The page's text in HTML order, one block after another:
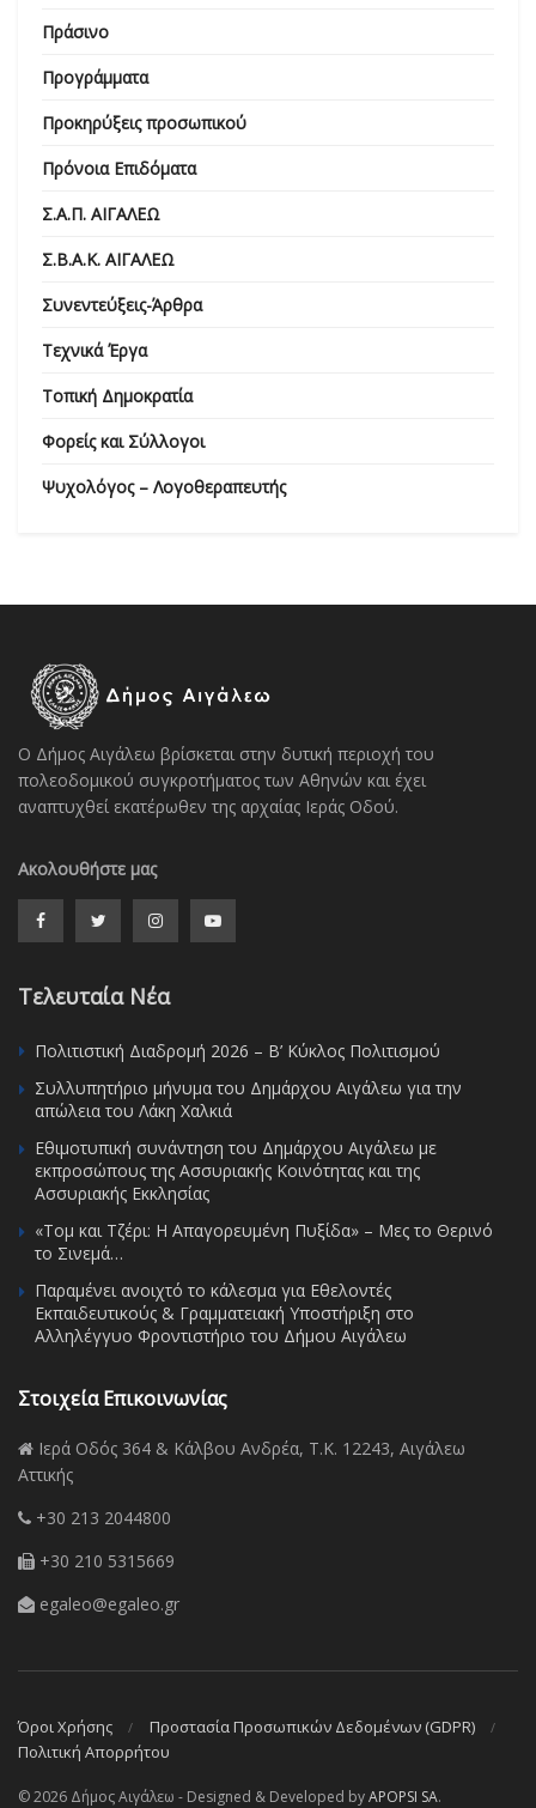
Πράσινο
Προγράμματα
Προκηρύξεις προσωπικού
Πρόνοια Επιδόματα
Σ.Α.Π. ΑΙΓΑΛΕΩ
Σ.Β.Α.Κ. ΑΙΓΑΛΕΩ
Συνεντεύξεις-Άρθρα
Τεχνικά Έργα
Τοπική Δημοκρατία
Φορείς και Σύλλογοι
Ψυχολόγος – Λογοθεραπευτής
Ο Δήμος Αιγάλεω βρίσκεται στην δυτική περιοχή του
πολεοδομικού συγκροτήματος των Αθηνών και έχει
αναπτυχθεί εκατέρωθεν της αρχαίας Ιεράς Οδού.
Ακολουθήστε μας
Τελευταία Νέα
Πολιτιστική Διαδρομή 2026 – Β’ Κύκλος Πολιτισμού
Συλλυπητήριο μήνυμα του Δημάρχου Αιγάλεω για την
απώλεια του Λάκη Χαλκιά
Εθιμοτυπική συνάντηση του Δημάρχου Αιγάλεω με
εκπροσώπους της Ασσυριακής Κοινότητας και της
Ασσυριακής Εκκλησίας
«Τομ και Τζέρι: Η Απαγορευμένη Πυξίδα» – Μες το Θερινό
το Σινεμά…
Παραμένει ανοιχτό το κάλεσμα για Εθελοντές
Εκπαιδευτικούς & Γραμματειακή Υποστήριξη στο
Αλληλέγγυο Φροντιστήριο του Δήμου Αιγάλεω
Στοιχεία Επικοινωνίας
Ιερά Οδός 364 & Κάλβου Ανδρέα, Τ.Κ. 12243, Αιγάλεω
Αττικής
+30 213 2044800
+30 210 5315669
egaleo@egaleo.gr
Όροι Χρήσης
Προστασία Προσωπικών Δεδομένων (GDPR)
Πολιτική Απορρήτου
© 2026 Δήμος Αιγάλεω - Designed & Developed byAPOPSI SA.